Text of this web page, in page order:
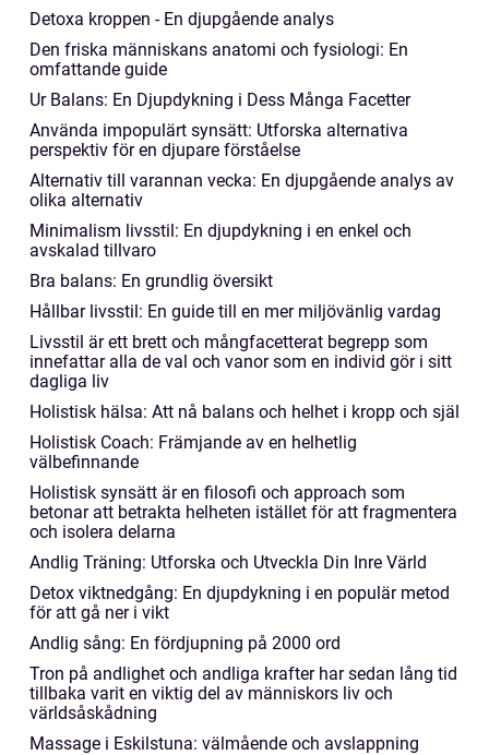
Detoxa kroppen - En djupgående analys
Den friska människans anatomi och fysiologi: En
omfattande guide
Ur Balans: En Djupdykning i Dess Många Facetter
Använda impopulärt synsätt: Utforska alternativa
perspektiv för en djupare förståelse
Alternativ till varannan vecka: En djupgående analys av
olika alternativ
Minimalism livsstil: En djupdykning i en enkel och
avskalad tillvaro
Bra balans: En grundlig översikt
Hållbar livsstil: En guide till en mer miljövänlig vardag
Livsstil är ett brett och mångfacetterat begrepp som
innefattar alla de val och vanor som en individ gör i sitt
dagliga liv
Holistisk hälsa: Att nå balans och helhet i kropp och själ
Holistisk Coach: Främjande av en helhetlig
välbefinnande
Holistisk synsätt är en filosofi och approach som
betonar att betrakta helheten istället för att fragmentera
och isolera delarna
Andlig Träning: Utforska och Utveckla Din Inre Värld
Detox viktnedgång: En djupdykning i en populär metod
för att gå ner i vikt
Andlig sång: En fördjupning på 2000 ord
Tron på andlighet och andliga krafter har sedan lång tid
tillbaka varit en viktig del av människors liv och
världsåskådning
Massage i Eskilstuna: välmående och avslappning